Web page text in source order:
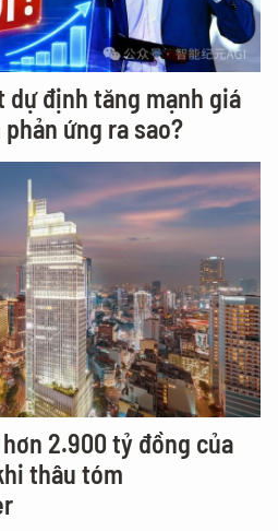
dự định tăng mạnh giá
ứng ra sao?
2.900 tỷ đồng của
thâu tóm